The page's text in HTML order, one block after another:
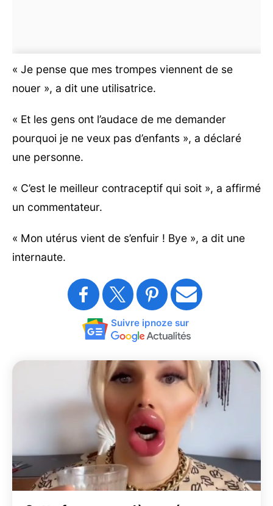
« Je pense que mes trompes viennent de se
nouer », a dit une utilisatrice.
« Et les gens ont l’audace de me demander
pourquoi je ne veux pas d’enfants », a déclaré
une personne.
« C’est le meilleur contraceptif qui soit », a affirmé
un commentateur.
« Mon utérus vient de s’enfuir ! Bye », a dit une
internaute.
Suivre ipnoze sur